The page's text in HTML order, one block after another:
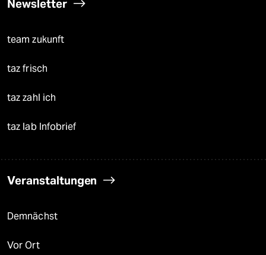
Newsletter
team zukunft
taz frisch
taz zahl ich
taz lab Infobrief
Veranstaltungen
Demnächst
Vor Ort